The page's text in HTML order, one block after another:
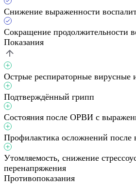
Снижение выраженности
Сокращение продолжительности
Показания
Острые респираторные вирусные
Подтверждённый грипп
Состояния после ОРВИ с
Профилактика осложнений после
Утомляемость, снижение
перенапряжения
Противопоказания